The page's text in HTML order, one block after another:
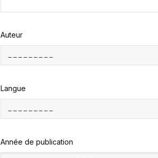
Auteur
Langue
Année de publication